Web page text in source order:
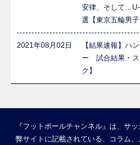
安律、そして
選【東京五輪男子
2021年08月02日
【結果速報】
ー 試合結果・ス
ク】
『フットボールチャンネル』は、サ
弊サイトに記載されている、コラム、